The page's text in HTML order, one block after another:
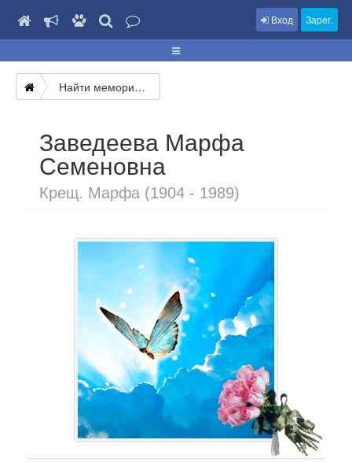
Вход Зарег.
Найти мемориал
Заведеева Марфа
Семеновна
Крещ. Марфа (1904 - 1989)